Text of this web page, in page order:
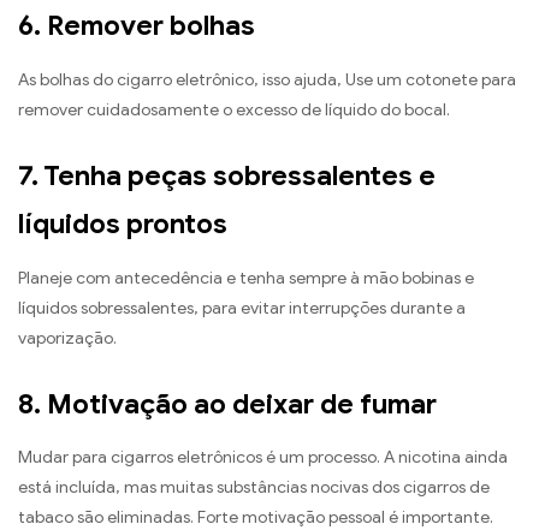
6. Remover bolhas
As bolhas do cigarro eletrônico, isso ajuda, Use um cotonete para
remover cuidadosamente o excesso de líquido do bocal.
7. Tenha peças sobressalentes e
líquidos prontos
Planeje com antecedência e tenha sempre à mão bobinas e
líquidos sobressalentes, para evitar interrupções durante a
vaporização.
8. Motivação ao deixar de fumar
Mudar para cigarros eletrônicos é um processo. A nicotina ainda
está incluída, mas muitas substâncias nocivas dos cigarros de
tabaco são eliminadas. Forte motivação pessoal é importante.